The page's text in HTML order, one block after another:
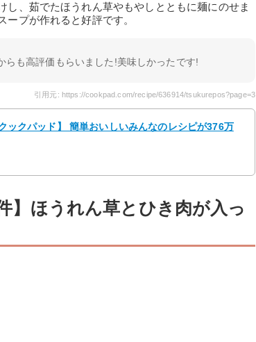
し、茹でたほうれん草やもやしとともに麺にのせま
プが作れると好評です。
らも高評価もらいました!美味しかったです!
引用元: https://cookpad.com/recipe/636914/tsukurepos?page=3
クパッド】 簡単おいしいみんなのレシピが376万
】ほうれん草とひき肉が入っ